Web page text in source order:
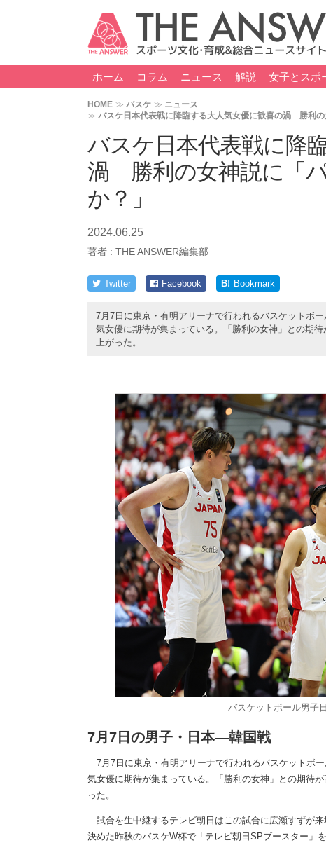
ホーム コラム ニュース 解説 女子とスポ
HOME バスケ
ニュース
バスケ日本代表戦に降臨する大人気女優に歓喜の渦 勝利の
バスケ日本代表戦に降
渦 勝利の女神説に「
か？」
2024.06.25
著者 : THE ANSWER編集部
Twitter Facebook B! Bookmark
7月7日に東京・有明アリーナで行われるバスケットボ
気女優に期待が集まっている。「勝利の女神」との期
上がった。
バスケットボール男子
7月7日の男子・日本―韓国戦
7月7日に東京・有明アリーナで行われるバスケットボ
気女優に期待が集まっている。「勝利の女神」との期待
った。
試合を生中継するテレビ朝日はこの試合に広瀬すずが
決めた昨秋のバスケW杯で「テレビ朝日SPブースター」